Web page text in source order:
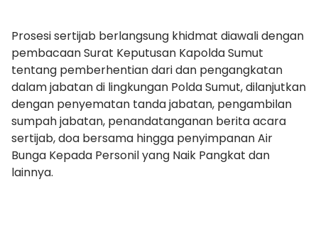
Prosesi sertijab berlangsung khidmat diawali dengan
pembacaan Surat Keputusan Kapolda Sumut
tentang pemberhentian dari dan pengangkatan
dalam jabatan di lingkungan Polda Sumut, dilanjutkan
dengan penyematan tanda jabatan, pengambilan
sumpah jabatan, penandatanganan berita acara
sertijab, doa bersama hingga penyimpanan Air
Bunga Kepada Personil yang Naik Pangkat dan
lainnya.